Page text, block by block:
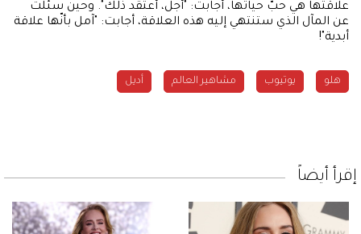
علاقتها هي حبّ حياتها، أجابت: "أجل، أعتقد ذلك". وحين سئلت
عن المآل الذي ستنتهي إليه هذه العلاقة، أجابت: "آمل بأنّها علاقة
أبدية"!
هلو يوتيوب مشاهير العالم أديل
إقرأ أيضاً